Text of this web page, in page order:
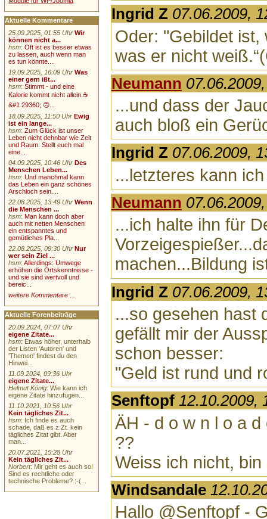
Ingrid Z 07.06.2009,
Oder: "Gebildet
was er nicht
Neumann
...und dass der
auch bloß ein
Ingrid Z 07.06.2009,
...letzteres kann
Neumann
...ich halte ihn für
machen...Bildung
Ingrid Z 07.06.2009,
...so gesehen hast
gefällt mir der
schon besser:
"Geld ist rund und
Senftopf 12.10.2009,
ÄH - d o w n l o a
??
Weiss ich nicht,
Windsandale
Hallo @Senftopf -
Aktuelle Kommentare
25.09.2025, 01:55 Uhr Wir
können nicht a...
hsm:Oft ist es besser etwas
zu lassen, auch wenn man
es tun könnte....
19.09.2025, 16:09 Uhr Was
einer gern ißt...
hsm:Stimmt - und eine
Kalorie kommt nicht allein.☕
&#1 29360; 🙃...
18.09.2025, 11:50 Uhr Ewig
ist ein lange...
hsm:Zum Glück ist unser
Leben nicht dehnbar wie Zeit
und Raum. Stellt euch mal
eine...
04.09.2025, 10:46 Uhr Des
Menschen Leben...
hsm:Und manchmal kann
das Leben ein ganz schönes
Arschloch sein....
22.08.2025, 13:49 Uhr Wenn
die Menschen ...
hsm:Man kann doch aber
auch mit netten Menschen
ein entspanntes und
gemütliches Pla...
22.08.2025, 09:30 Uhr Nur
wer sein Ziel ...
hsm:Allerdings: Umwege
erhöhen die Ortskenntnisse -
und sie sind wertvoll und
bereic...
weitere Kommentare ...
Aktuelle Forenbeiträge
20.09.2024, 07:07 Uhr
eigene Zitate...
hsm: Etwas höher, unterhalb
der Listen 'Autoren' und
'Themen' findest du den
Hinwei...
11.09.2024, 09:36 Uhr
eigene Zitate...
Helmut König: Wie kann ich
eigene Zitate hinzufügen...
11.10.2021, 10:56 Uhr
Kein tägliches Zit...
hsm: Ich finde es auch
schade, daß es z.Zt. kein
tägliches Zitat gibt. Aber
man...
20.07.2021, 15:28 Uhr
Kein tägliches Zit...
Norbert: Mir geht es auch so!
Sind es rechtliche oder
technische Probleme? :-(...